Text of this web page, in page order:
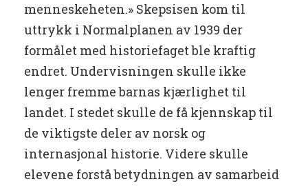
menneskeheten.» Skepsisen kom til
uttrykk i Normalplanen av 1939 der
formålet med historiefaget ble kraftig
endret. Undervisningen skulle ikke
lenger fremme barnas kjærlighet til
landet. I stedet skulle de få kjennskap til
de viktigste deler av norsk og
internasjonal historie. Videre skulle
elevene forstå betydningen av samarbeid